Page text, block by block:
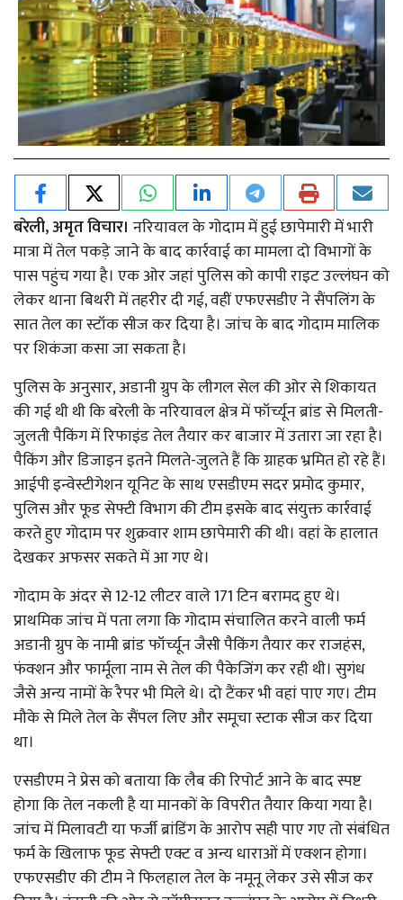
बरेली, अमृत विचार। नरियावल के गोदाम में हुई छापेमारी में भारी
मात्रा में तेल पकड़े जाने के बाद कार्रवाई का मामला दो विभागों के
पास पहुंच गया है। एक ओर जहां पुलिस को कापी राइट उल्लंघन को
लेकर थाना बिथरी में तहरीर दी गई, वहीं एफएसडीए ने सैंपलिंग के
सात तेल का स्टॉक सीज कर दिया है। जांच के बाद गोदाम मालिक
पर शिकंजा कसा जा सकता है।
पुलिस के अनुसार, अडानी ग्रुप के लीगल सेल की ओर से शिकायत
की गई थी थी कि बरेली के नरियावल क्षेत्र में फॉर्च्यून ब्रांड से मिलती-
जुलती पैकिंग में रिफाइंड तेल तैयार कर बाजार में उतारा जा रहा है।
पैकिंग और डिजाइन इतने मिलते-जुलते हैं कि ग्राहक भ्रमित हो रहे हैं।
आईपी इन्वेस्टीगेशन यूनिट के साथ एसडीएम सदर प्रमोद कुमार,
पुलिस और फूड सेफ्टी विभाग की टीम इसके बाद संयुक्त कार्रवाई
करते हुए गोदाम पर शुक्रवार शाम छापेमारी की थी। वहां के हालात
देखकर अफसर सकते में आ गए थे।
गोदाम के अंदर से 12-12 लीटर वाले 171 टिन बरामद हुए थे।
प्राथमिक जांच में पता लगा कि गोदाम संचालित करने वाली फर्म
अडानी ग्रुप के नामी ब्रांड फॉर्च्यून जैसी पैकिंग तैयार कर राजहंस,
फंक्शन और फार्मूला नाम से तेल की पैकेजिंग कर रही थी। सुगंध
जैसे अन्य नामों के रैपर भी मिले थे। दो टैंकर भी वहां पाए गए। टीम
मौके से मिले तेल के सैंपल लिए और समूचा स्टाक सीज कर दिया
था।
एसडीएम ने प्रेस को बताया कि लैब की रिपोर्ट आने के बाद स्पष्ट
होगा कि तेल नकली है या मानकों के विपरीत तैयार किया गया है।
जांच में मिलावटी या फर्जी ब्रांडिंग के आरोप सही पाए गए तो संबंधित
फर्म के खिलाफ फूड सेफ्टी एक्ट व अन्य धाराओं में एक्शन होगा।
एफएसडीए की टीम ने फिलहाल तेल के नमूनू लेकर उसे सीज कर